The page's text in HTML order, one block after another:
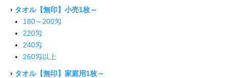
› タオル【無印】小売1枚～
180～200匁
220匁
240匁
260匁以上
› タオル【無印】家庭用1枚～